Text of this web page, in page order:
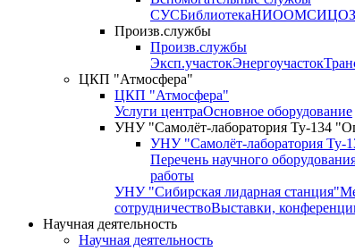
СУСБиблиотекаНИООМСИЦОЗ
Произв.службы
Произв.службы
Эксп.участокЭнергоучасток
ЦКП "Атмосфера"
ЦКП "Атмосфера"
Услуги центраОсновное оборудование
УНУ "Самолёт-лаборатория Ту-134
УНУ "Самолёт-лаборатория Ту-
Перечень научного
работы
УНУ "Сибирская лидарная станция"
сотрудничествоВыставки,
Научная деятельность
Научная деятельность